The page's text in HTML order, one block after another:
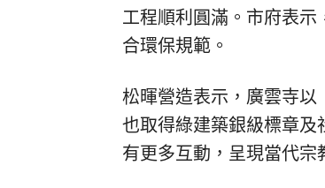
工程順利圓滿。市府表
合環保規範。
松暉營造表示，廣雲寺以
也取得綠建築銀級標章及
有更多互動，呈現當代宗